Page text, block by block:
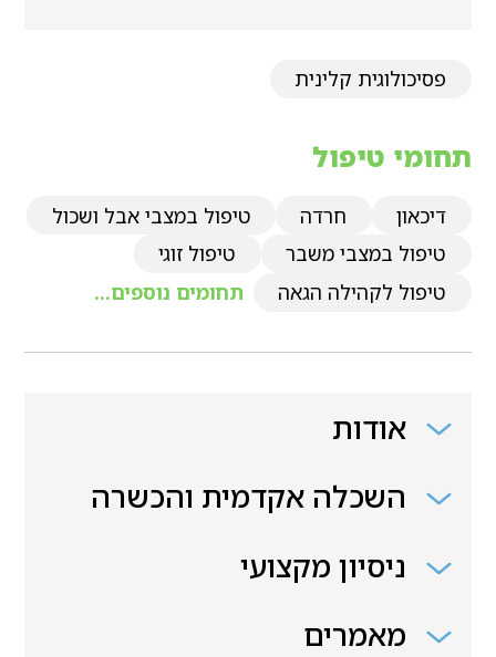
פסיכולוגית קלינית
תחומי טיפול
דיכאון חרדה
טיפול במצבי אבל ושכול
טיפול במצבי משבר
טיפול זוגי
טיפול לקהילה הגאה
תחומים נוספים...
אודות
השכלה אקדמית והכשרה
ניסיון מקצועי
מאמרים